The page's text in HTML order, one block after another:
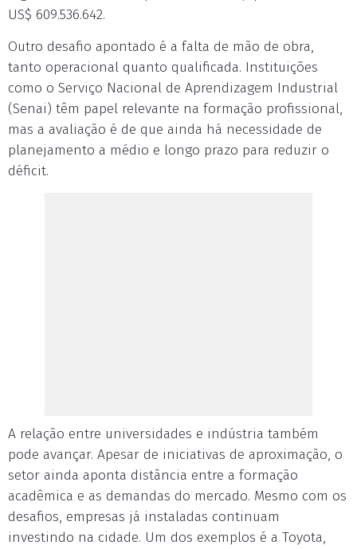
US$ 609.536.642.
Outro desafio apontado é a falta de mão de obra,
tanto operacional quanto qualificada. Instituições
como o Serviço Nacional de Aprendizagem Industrial
(Senai) têm papel relevante na formação profissional,
mas a avaliação é de que ainda há necessidade de
planejamento a médio e longo prazo para reduzir o
déficit.
A relação entre universidades e indústria também
pode avançar. Apesar de iniciativas de aproximação, o
setor ainda aponta distância entre a formação
acadêmica e as demandas do mercado. Mesmo com os
desafios, empresas já instaladas continuam
investindo na cidade. Um dos exemplos é a Toyota,